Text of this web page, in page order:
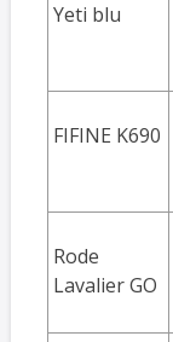
Yeti blu
FIFINE K690
Rode
Lavalier GO